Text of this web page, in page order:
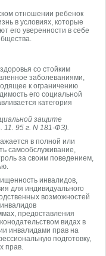
отношении ребенок
в условиях, которые
его уверенности в себе
со стойким
заболеваниями,
к ограничению
его социальной
категория
защите
11. 95 г. N 181-ФЗ).
в полной или
самообслуживание,
за своим поведением,
инвалидов,
для индивидуального
возможностей
предоставления
видах в
инвалидами прав на
подготовку,
прав.